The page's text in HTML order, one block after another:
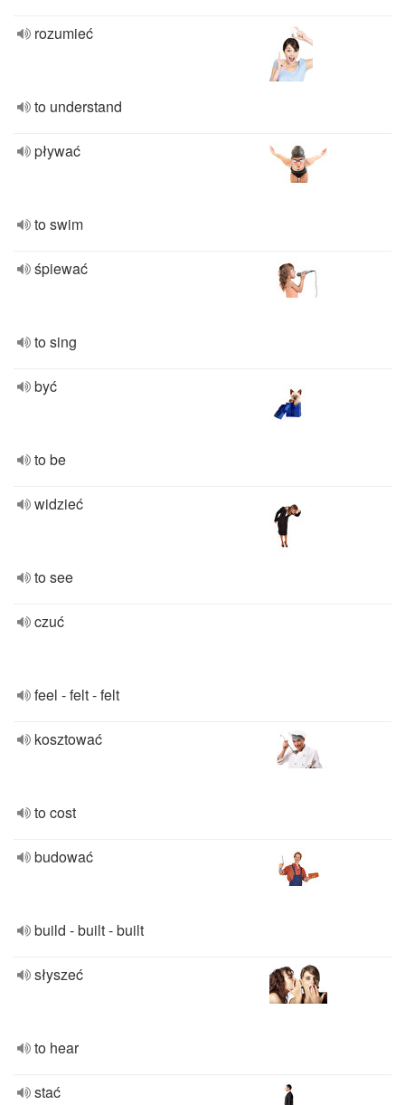
rozumieć
to understand
pływać
to swim
śpiewać
to sing
być
to be
widzieć
to see
czuć
feel - felt - felt
kosztować
to cost
budować
build - built - built
słyszeć
to hear
stać